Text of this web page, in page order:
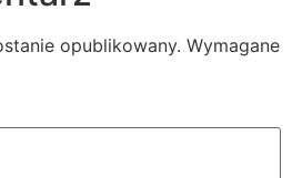
opublikowany. Wymagane